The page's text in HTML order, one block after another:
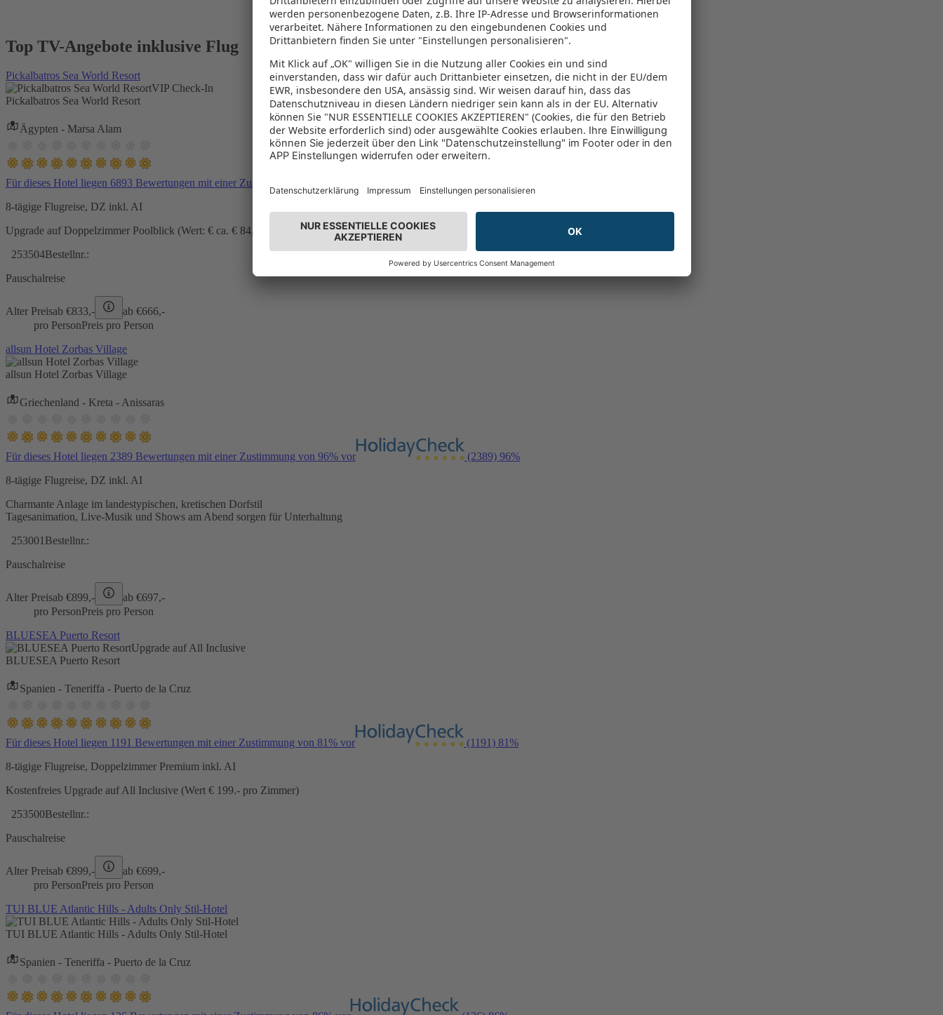
Top TV-Angebote inklusive Flug
Pickalbatros Sea World Resort
VIP Check-In
Pickalbatros Sea World Resort
Ägypten - Marsa Alam
Für dieses Hotel liegen 6893 Bewertungen mit einer Zustimmung von 96% vor
8-tägige Flugreise, DZ inkl. AI
Upgrade auf Doppelzimmer Poolblick (Wert: € ca. € 84,- pro Zimmer) - nur solange der Vorrat reicht
253504Bestellnr.:
Pauschalreise
Alter Preisab €833,- ab €666,-
pro PersonPreis pro Person
allsun Hotel Zorbas Village
allsun Hotel Zorbas Village
Griechenland - Kreta - Anissaras
Für dieses Hotel liegen 2389 Bewertungen mit einer Zustimmung von 96% vor (2389) 96%
8-tägige Flugreise, DZ inkl. AI
Charmante Anlage im landestypischen, kretischen Dorfstil
Tagesanimation, Live-Musik und Shows am Abend sorgen für Unterhaltung
253001Bestellnr.:
Pauschalreise
Alter Preisab €899,- ab €697,-
pro PersonPreis pro Person
BLUESEA Puerto Resort
Upgrade auf All Inclusive
BLUESEA Puerto Resort
Spanien - Teneriffa - Puerto de la Cruz
Für dieses Hotel liegen 1191 Bewertungen mit einer Zustimmung von 81% vor (1191) 81%
8-tägige Flugreise, Doppelzimmer Premium inkl. AI
Kostenfreies Upgrade auf All Inclusive (Wert € 199.- pro Zimmer)
253500Bestellnr.:
Pauschalreise
Alter Preisab €899,- ab €699,-
pro PersonPreis pro Person
TUI BLUE Atlantic Hills - Adults Only Stil-Hotel
TUI BLUE Atlantic Hills - Adults Only Stil-Hotel
Spanien - Teneriffa - Puerto de la Cruz